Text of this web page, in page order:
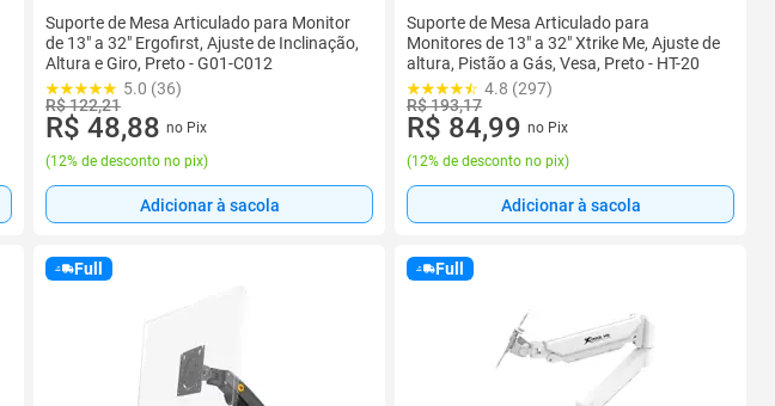
Suporte de Mesa Articulado para Monitor
de 13" a 32" Ergofirst, Ajuste de Inclinação,
Altura e Giro, Preto - G01-C012
5.0 (36)
R$ 122,21
R$ 48,88 no Pix
(12% de desconto no pix)
Adicionar à sacola
Suporte de Mesa Articulado para
Monitores de 13" a 32" Xtrike Me, Ajuste de
altura, Pistão a Gás, Vesa, Preto - HT-20
4.8 (297)
R$ 193,17
R$ 84,99 no Pix
(12% de desconto no pix)
Adicionar à sacola
Full Full